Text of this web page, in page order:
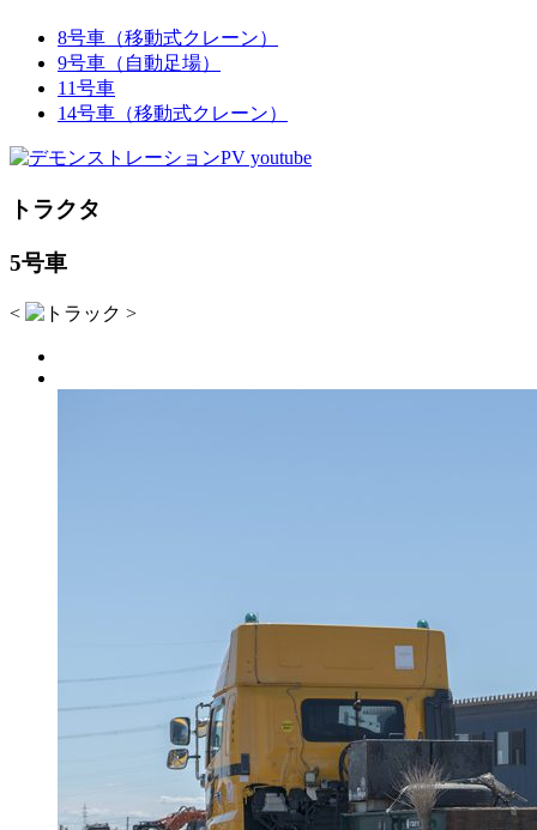
8号車（移動式クレーン）
9号車（自動足場）
11号車
14号車（移動式クレーン）
トラクタ
5号車
< >